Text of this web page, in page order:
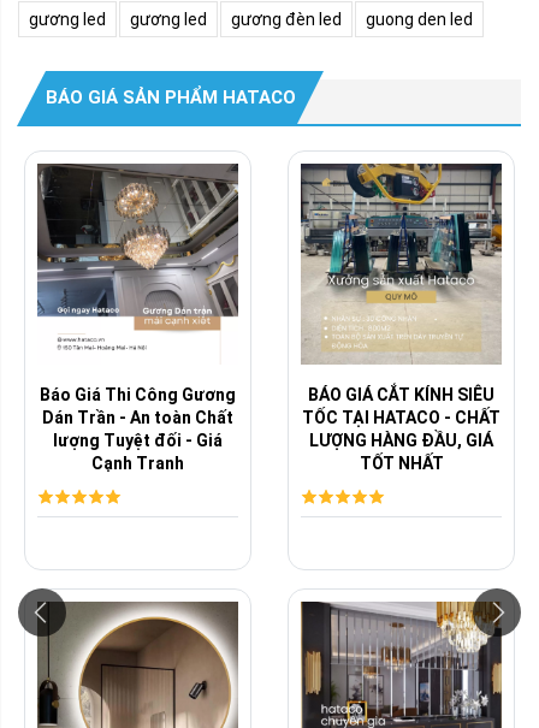
gương led gương led gương đèn led guong den led
BÁO GIÁ SẢN PHẨM HATACO
Báo Giá Thi Công Gương
Dán Trần - An toàn Chất
lượng Tuyệt đối - Giá
Cạnh Tranh
BÁO GIÁ CẮT KÍNH SIÊU
TỐC TẠI HATACO - CHẤT
LƯỢNG HÀNG ĐẦU, GIÁ
TỐT NHẤT